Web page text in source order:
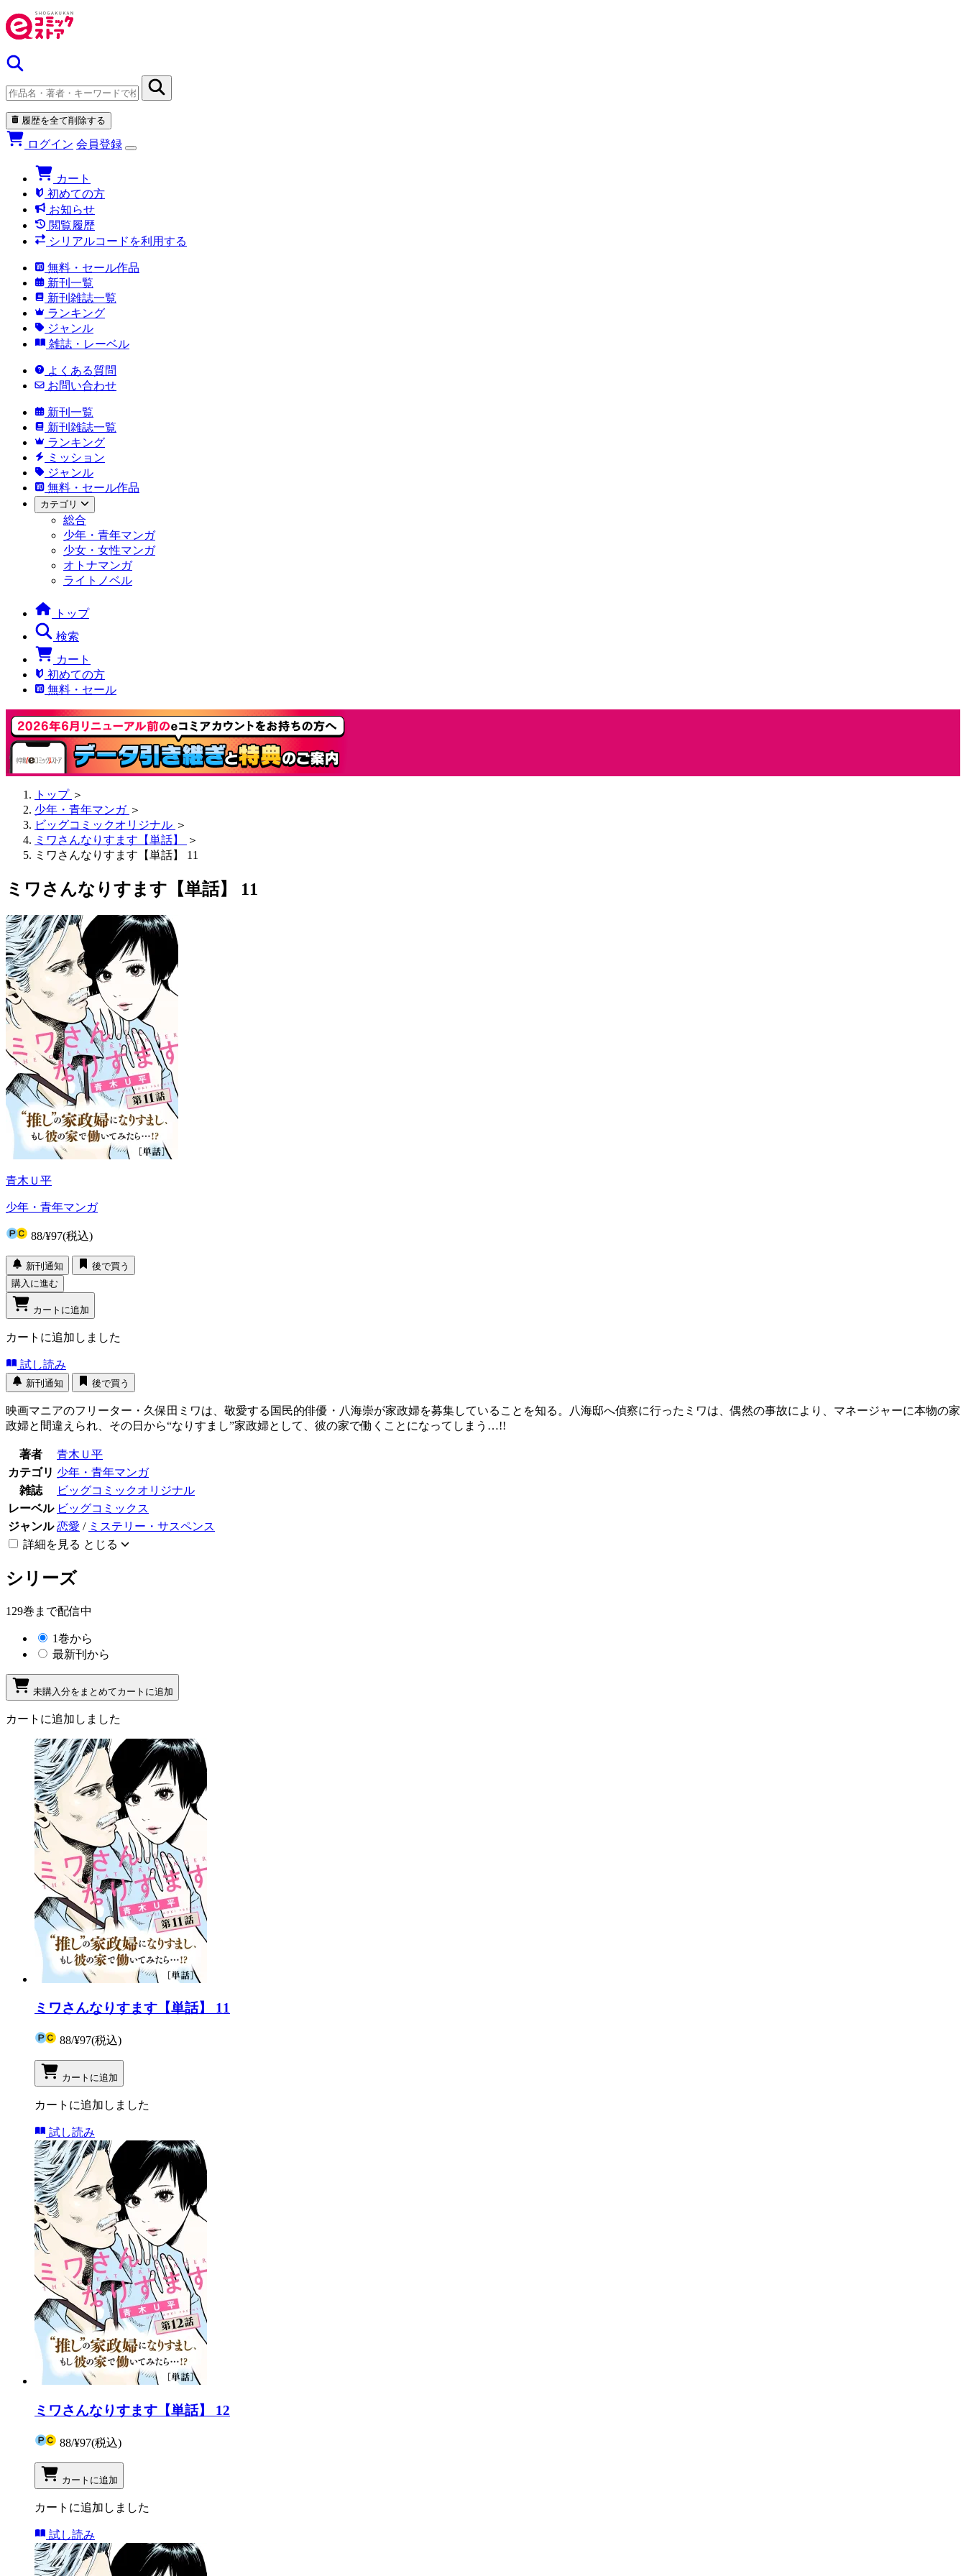
履歴を全て削除する
ログイン 会員登録
カート
初めての方
お知らせ
閲覧履歴
シリアルコードを利用する
無料・セール作品
新刊一覧
新刊雑誌一覧
ランキング
ジャンル
雑誌・レーベル
よくある質問
お問い合わせ
新刊一覧
新刊雑誌一覧
ランキング
ミッション
ジャンル
無料・セール作品
カテゴリ
総合
少年・青年マンガ
少女・女性マンガ
オトナマンガ
ライトノベル
トップ
検索
カート
初めての方
無料・セール
トップ ＞
少年・青年マンガ ＞
ビッグコミックオリジナル ＞
ミワさんなりすます【単話】
＞
ミワさんなりすます【単話】 11
ミワさんなりすます【単話】 11
青木Ｕ平
少年・青年マンガ
88/¥97(税込)
新刊通知
後で買う
購入に進む
カートに追加
カートに追加しました
試し読み
新刊通知 後で買う
映画マニアのフリーター・久保田ミワは、敬愛する国民的俳優・八海崇が家政婦を募集していることを知る。八海邸へ偵察に行ったミワは、偶然の事故により、マネージャーに本物の家
政婦と間違えられ、その日から“なりすまし”家政婦として、彼の家で働くことになってしまう…!!
著者
青木Ｕ平
カテゴリ 少年・青年マンガ
雑誌
ビッグコミックオリジナル
レーベル ビッグコミックス
ジャンル 恋愛 / ミステリー・サスペンス
詳細を見る とじる
シリーズ
129巻まで配信中
1巻から
最新刊から
未購入分をまとめてカートに追加
カートに追加しました
ミワさんなりすます【単話】 11
88/¥97(税込)
カートに追加
カートに追加しました
試し読み
ミワさんなりすます【単話】 12
88/¥97(税込)
カートに追加
カートに追加しました
試し読み